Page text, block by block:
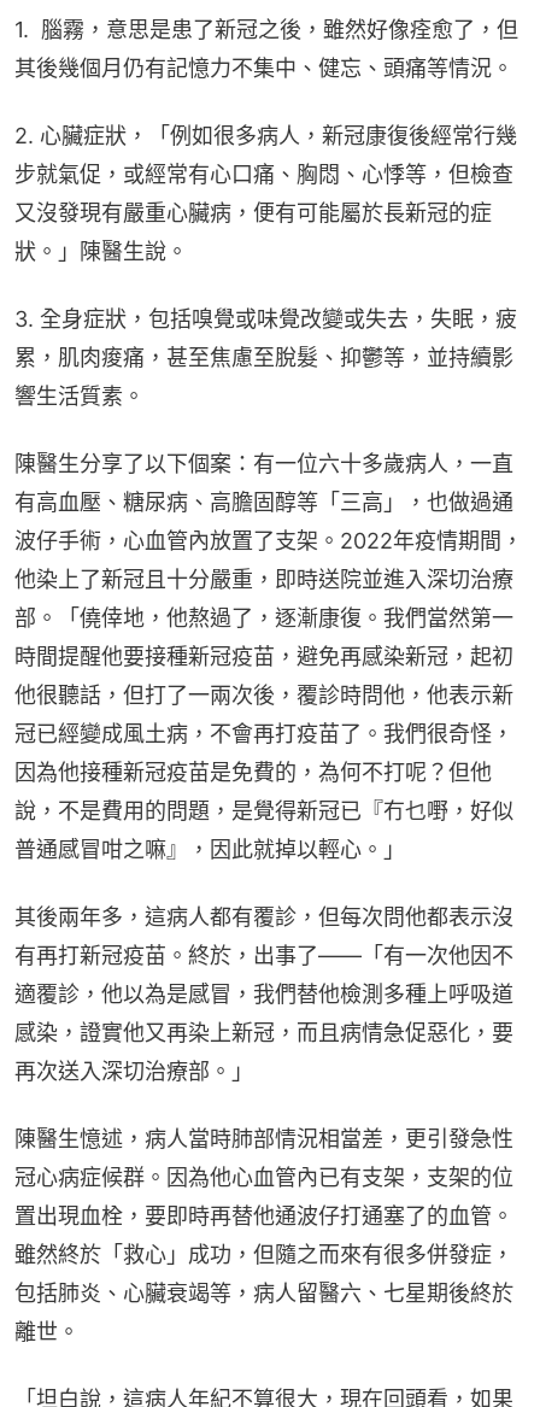
1.  腦霧，意思是患了新冠之後，雖然好像痊愈了，但
其後幾個月仍有記憶力不集中、健忘、頭痛等情況。
2. 心臟症狀，「例如很多病人，新冠康復後經常行幾
步就氣促，或經常有心口痛、胸悶、心悸等，但檢查
又沒發現有嚴重心臟病，便有可能屬於長新冠的症
狀。」陳醫生說。
3. 全身症狀，包括嗅覺或味覺改變或失去，失眠，疲
累，肌肉痠痛，甚至焦慮至脫髮、抑鬱等，並持續影
響生活質素。
陳醫生分享了以下個案：有一位六十多歲病人，一直
有高血壓、糖尿病、高膽固醇等「三高」，也做過通
波仔手術，心血管內放置了支架。2022年疫情期間，
他染上了新冠且十分嚴重，即時送院並進入深切治療
部。「僥倖地，他熬過了，逐漸康復。我們當然第一
時間提醒他要接種新冠疫苗，避免再感染新冠，起初
他很聽話，但打了一兩次後，覆診時問他，他表示新
冠已經變成風土病，不會再打疫苗了。我們很奇怪，
因為他接種新冠疫苗是免費的，為何不打呢？但他
說，不是費用的問題，是覺得新冠已『冇乜嘢，好似
普通感冒咁之嘛』，因此就掉以輕心。」
其後兩年多，這病人都有覆診，但每次問他都表示沒
有再打新冠疫苗。終於，出事了——「有一次他因不
適覆診，他以為是感冒，我們替他檢測多種上呼吸道
感染，證實他又再染上新冠，而且病情急促惡化，要
再次送入深切治療部。」
陳醫生憶述，病人當時肺部情況相當差，更引發急性
冠心病症候群。因為他心血管內已有支架，支架的位
置出現血栓，要即時再替他通波仔打通塞了的血管。
雖然終於「救心」成功，但隨之而來有很多併發症，
包括肺炎、心臟衰竭等，病人留醫六、七星期後終於
離世。
「坦白說，這病人年紀不算很大，現在回頭看，如果